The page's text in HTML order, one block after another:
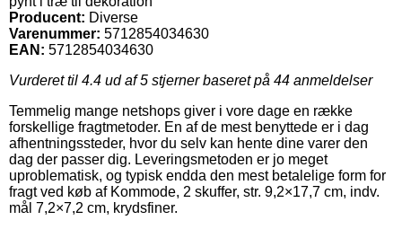
Producent: Diverse
Varenummer: 5712854034630
EAN: 5712854034630
Vurderet til 4.4 ud af 5 stjerner baseret på 44 anmeldelser
Temmelig mange netshops giver i vore dage en række
forskellige fragtmetoder. En af de mest benyttede er i dag
afhentningssteder, hvor du selv kan hente dine varer den
dag der passer dig. Leveringsmetoden er jo meget
uproblematisk, og typisk endda den mest betalelige form for
fragt ved køb af Kommode, 2 skuffer, str. 9,2×17,7 cm, indv.
mål 7,2×7,2 cm, krydsfiner.